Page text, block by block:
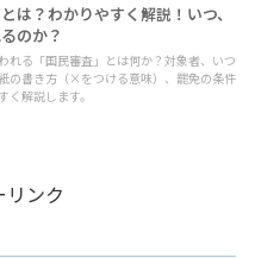
は？わかりやすく解説！いつ、
のか？
れる「国民審査」とは何か？対象者、いつ
の書き方（×をつける意味）、罷免の条件
く解説します。
リンク